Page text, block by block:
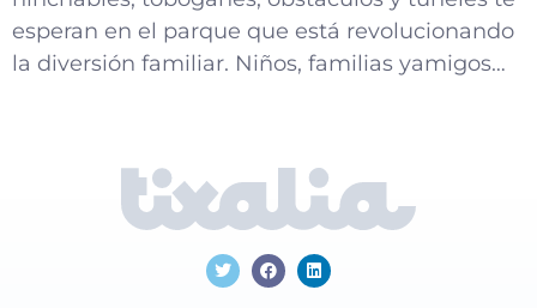
esperan en el parque que está revolucionando
la diversión familiar. Niños, familias yamigos…